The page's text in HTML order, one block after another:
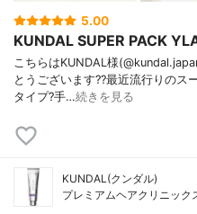
5.00
KUNDAL SUPER PACK
こちらはKUNDAL様
とうございます??最近流行りのス
タイプ?手…続きを見る
KUNDAL(クンダル)
プレミアムヘアクリニック